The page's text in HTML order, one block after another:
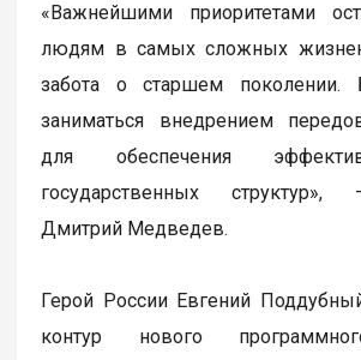
«Важнейшими приоритетами
людям в самых сложных
забота о старшем поколении.
заниматься внедрением
для обеспечения
государственных
Дмитрий Медведев.
Герой России Евгений
контур нового